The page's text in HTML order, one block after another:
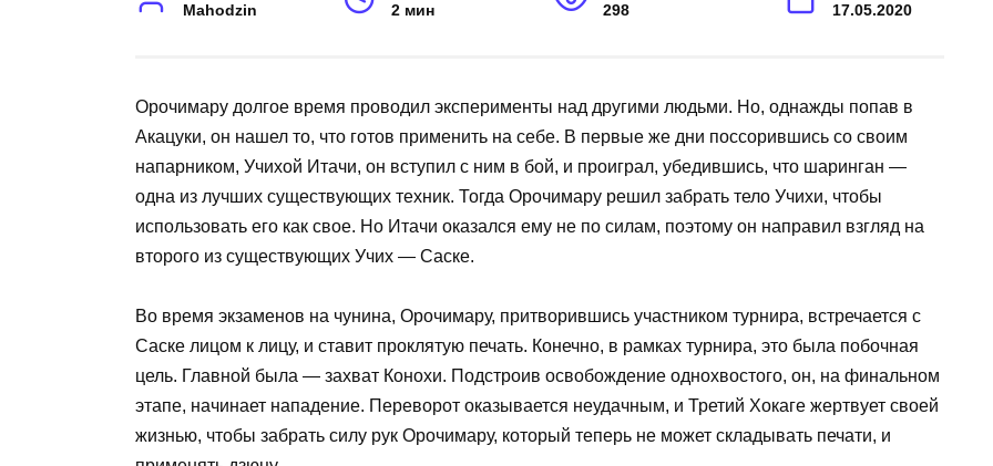
Mahodzin 2 мин 298 17.05.2020
Орочимару долгое время проводил эксперименты над другими людьми. Но, однажды попав в
Акацуки, он нашел то, что готов применить на себе. В первые же дни поссорившись со своим
напарником, Учихой Итачи, он вступил с ним в бой, и проиграл, убедившись, что шаринган —
одна из лучших существующих техник. Тогда Орочимару решил забрать тело Учихи, чтобы
использовать его как свое. Но Итачи оказался ему не по силам, поэтому он направил взгляд на
второго из существующих Учих — Саске.
Во время экзаменов на чунина, Орочимару, притворившись участником турнира, встречается с
Саске лицом к лицу, и ставит проклятую печать. Конечно, в рамках турнира, это была побочная
цель. Главной была — захват Конохи. Подстроив освобождение однохвостого, он, на финальном
этапе, начинает нападение. Переворот оказывается неудачным, и Третий Хокаге жертвует своей
жизнью, чтобы забрать силу рук Орочимару, который теперь не может складывать печати, и